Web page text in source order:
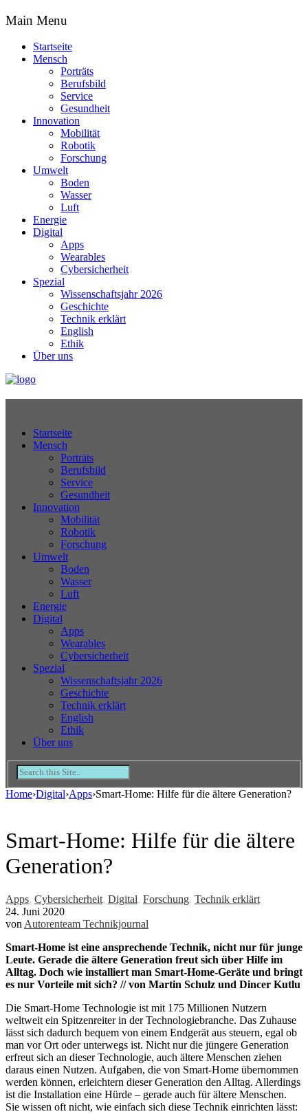
Main Menu
Startseite
Mensch
Porträts
Berufsbild
Service
Gesundheit
Innovation
Mobilität
Robotik
Forschung
Umwelt
Boden
Wasser
Luft
Energie
Digital
Apps
Wearables
Cybersicherheit
Spezial
Wissenschaftsjahr 2026
Geschichte
Technik erklärt
English
Ethik
Über uns
Startseite
Mensch
Porträts
Berufsbild
Service
Gesundheit
Innovation
Mobilität
Robotik
Forschung
Umwelt
Boden
Wasser
Luft
Energie
Digital
Apps
Wearables
Cybersicherheit
Spezial
Wissenschaftsjahr 2026
Geschichte
Technik erklärt
English
Ethik
Über uns
Home›Digital›Apps›Smart-Home: Hilfe für die ältere Generation?
Smart-Home: Hilfe für die ältere
Generation?
Apps, Cybersicherheit, Digital, Forschung, Technik erklärt
24. Juni 2020
von Autorenteam Technikjournal
Smart-Home ist eine ansprechende Technik, nicht nur für junge
Leute. Gerade die ältere Generation freut sich über Hilfe im
Alltag. Doch wie installiert man Smart-Home-Geräte und bringt
es nur Vorteile mit sich? // von Martin Schulz und Dincer Kutlu
Die Smart-Home Technologie ist mit 175 Millionen Nutzern
weltweit ein Spitzenreiter in der Technologiebranche. Das Zuhause
lässt sich dadurch bequem von einem Endgerät aus steuern, egal ob
man vor Ort oder unterwegs ist. Nicht nur die jüngere Generation
erfreut sich an dieser Technologie, auch ältere Menschen ziehen
daraus einen Nutzen. Aufgaben, die von Smart-Home übernommen
werden können, erleichtern dieser Generation den Alltag. Allerdings
ist die Installation eine Hürde – gerade auch für ältere Menschen.
Sie wissen oft nicht, wie einfach sich diese Technik einrichten lässt: